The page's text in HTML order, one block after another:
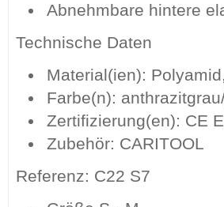
Abnehmbare hintere
Technische Daten
Material(ien):
Farbe(n):
Zertifizierung(en): CE
Zubehör: CARITOOL
Referenz: C22 S7